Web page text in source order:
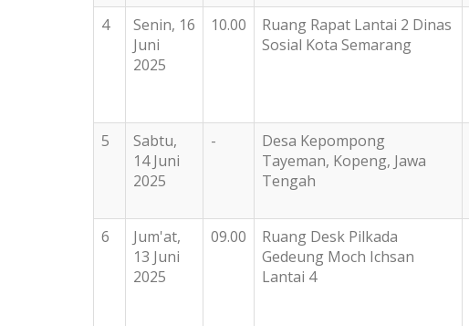
4
Senin, 16
Juni
2025
10.00
Ruang Rapat Lantai 2 Dinas
Sosial Kota Semarang
5
Sabtu,
14 Juni
2025
-
Desa Kepompong
Tayeman, Kopeng, Jawa
Tengah
6
Jum'at,
13 Juni
2025
09.00
Ruang Desk Pilkada
Gedeung Moch Ichsan
Lantai 4